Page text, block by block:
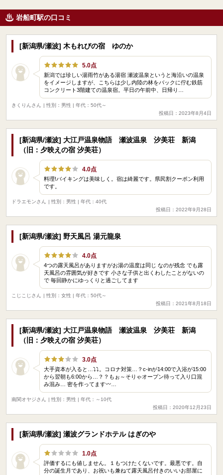
岩船町駅の口コミ
[新潟県/瀬波] 木もれびの宿 ゆのか
5.0点
新潟では珍しい湯雨竹がある湯宿 瀬波温泉というと海沿いの温泉
をイメージしますが、こちらは少し内陸の林をバックに佇む鉄筋
コンクリート3階建ての温泉宿。平日の午前中、日帰り…
きくりんさん
| 性別：男性 | 年代：50代～
投稿日：2023年8月4日
[新潟県/瀬波] 大江戸温泉物語 瀬波温泉 汐美荘 新潟
（旧：夕映えの宿 汐美荘）
4.0点
料理!バイキングは美味しく。宿は綺麗です。県民割クーポン利用
です。
ドラエモンさん
| 性別：男性 | 年代：40代
投稿日：2022年9月28日
[新潟県/瀬波] 野天風呂 湯元龍泉
4.0点
4つの露天風呂がありますがお湯の温度は同じ なのが残念 でも露
天風呂の雰囲気が好きです 小さな子供と出くわしたことがないの
で 毎回静かにゆっくりと過ごしてます
こじこじさん
| 性別：女性 | 年代：50代～
投稿日：2021年8月18日
[新潟県/瀬波] 大江戸温泉物語 瀬波温泉 汐美荘 新潟
（旧：夕映えの宿 汐美荘）
3.0点
大手資本が入ると…⤵️⤵️。コロナ対策…？c-inが14:00で入浴が15:00
から翌朝も6:00から…？？もぉ～そりゃオープン待って入り口混
み混み… 密を作ってます〰️…
南関オヤジさん
| 性別：男性 | 年代：～10代
投稿日：2020年12月23日
[新潟県/瀬波] 瀬波グランドホテル はぎのや
1.0点
評価するにも値しません。１もつけたくないです。最悪です。自
分の誕生月であり、お祝いも兼ねて露天風呂付きのいいお部屋に